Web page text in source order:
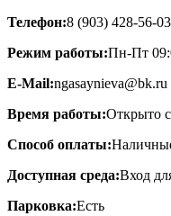
Телефон:8 (903) 428-56-03
Режим работы:Пн-Пт
E-Mail:ngasaynieva@bk.ru
Время работы:Открыто
Способ оплаты:
Доступная среда:Вход
Парковка:Есть